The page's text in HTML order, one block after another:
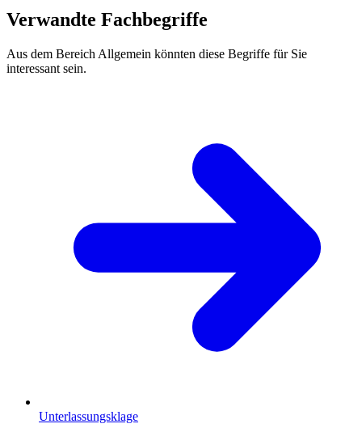
Verwandte Fachbegriffe
Aus dem Bereich Allgemein könnten diese Begriffe für Sie
interessant sein.
Unterlassungsklage